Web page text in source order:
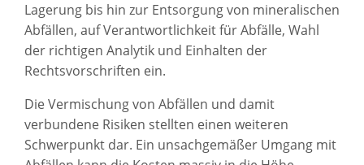
Lagerung bis hin zur Entsorgung von mineralischen
Abfällen, auf Verantwortlichkeit für Abfälle, Wahl
der richtigen Analytik und Einhalten der
Rechtsvorschriften ein.
Die Vermischung von Abfällen und damit
verbundene Risiken stellten einen weiteren
Schwerpunkt dar. Ein unsachgemäßer Umgang mit